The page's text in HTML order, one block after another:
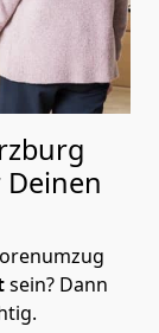
sein? Dann